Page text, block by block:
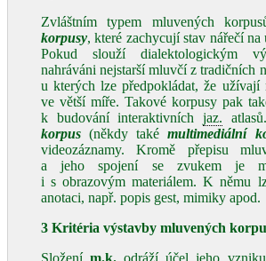
Zvláštním typem mluvených
korpusy, které zachycují stav nářečí
Pokud slouží dialektologickým
nahráváni nejstarší mluvčí z tradičních
u kterých lze předpokládat, že užívají
ve větší míře. Takové korpusy pak
k budování interaktivníchjaz.
korpus (někdy takémultimediální
videozáznamy. Kromě přepisu
a jeho spojení se zvukem je
i s obrazovým materiálem. K němu
anotaci, např. popis gest, mimiky apod.
3 Kritéria výstavby mluvených
Složením.k. odráží účel jeho